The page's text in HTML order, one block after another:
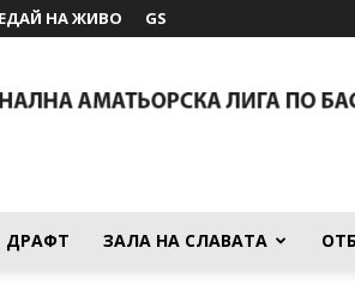
НА ЖИВО GS
ДРАФТ ЗАЛА НА СЛАВАТА